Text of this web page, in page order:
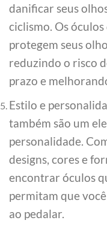
danificar seus
ciclismo. Os
protegem seus
reduzindo o risco
prazo e
Estilo e
também são um
personalidade.
designs, cores e
encontrar óculos
permitam que
ao pedalar.